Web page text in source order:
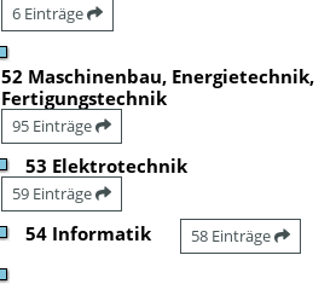
6 Einträge
52 Maschinenbau, Energietechnik,
Fertigungstechnik
95 Einträge
53 Elektrotechnik
59 Einträge
54 Informatik 58 Einträge